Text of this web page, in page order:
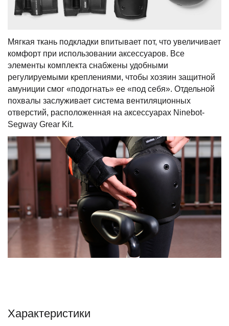
Мягкая ткань подкладки впитывает пот, что увеличивает
комфорт при использовании аксессуаров. Все
элементы комплекта снабжены удобными
регулируемыми креплениями, чтобы хозяин защитной
амуниции смог «подогнать» ее «под себя». Отдельной
похвалы заслуживает система вентиляционных
отверстий, расположенная на аксессуарах Ninebot-
Segway Grear Kit.
Характеристики